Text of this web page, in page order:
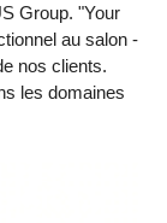
Group. "Your
au salon -
nos clients.
les domaines